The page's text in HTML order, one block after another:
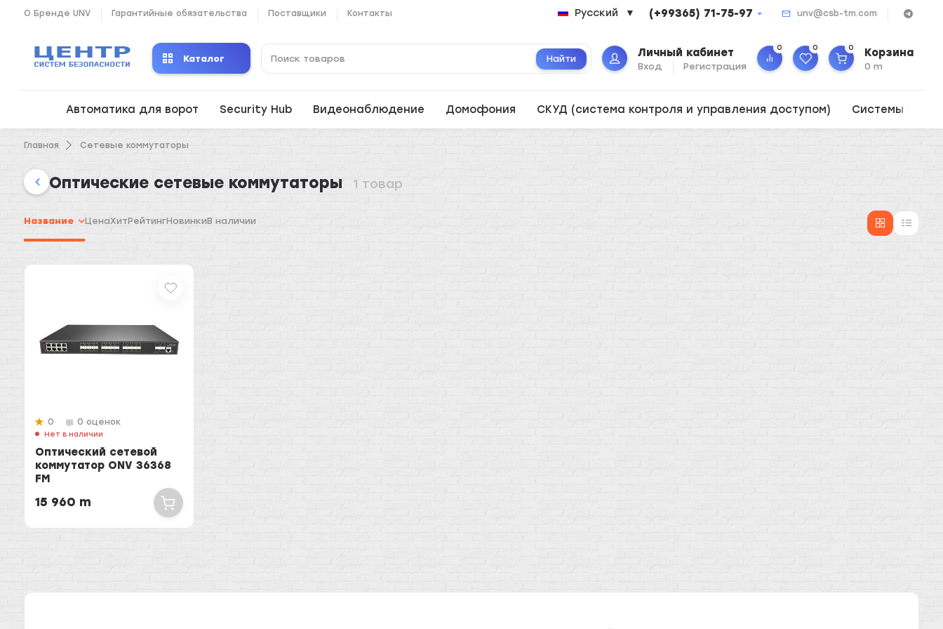
О Бренде UNV Гарантийные обязательства Поставщики Контакты Русский ▼ (+99365) 71-75-97 unv@csb-tm.com
Каталог Найти Личный кабинет
Вход Регистрация
0 0 0 Корзина
0 m
Автоматика для ворот Security Hub Видеонаблюдение Домофония СКУД (система контроля и управления доступом) Системы
Главная Сетевые коммутаторы
Оптические сетевые коммутаторы 1 товар
Название ЦенаХитРейтингНовинкиВ наличии
0 0 оценок
Нет в наличии
Оптический сетевой
коммутатор ONV 36368
FM
15 960 m